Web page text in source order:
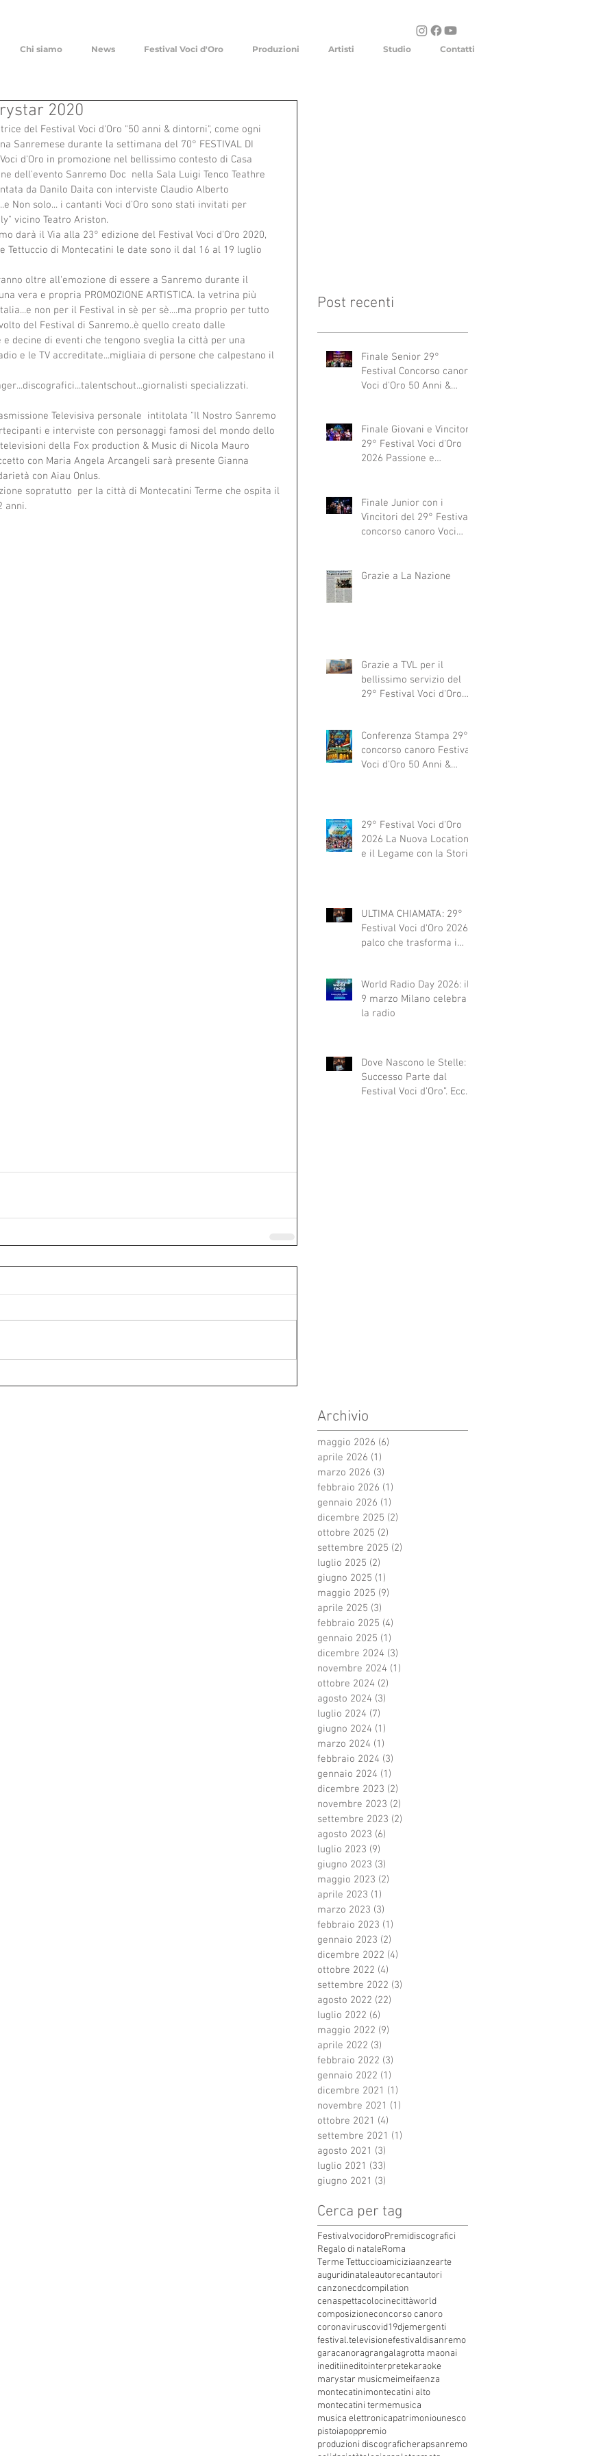
Chi siamo News Festival Voci d'Oro Produzioni Artisti Studio Contatti
2020
del Festival Voci d'Oro "50 anni & dintorni", come ogni
Sanremese durante la settimana del 70° FESTIVAL DI
d'Oro in promozione nel bellissimo contesto di Casa
dell'evento Sanremo Doc  nella Sala Luigi Tenco Teathre
da Danilo Daita con interviste Claudio Alberto
Non solo... i cantanti Voci d'Oro sono stati invitati per
vicino Teatro Ariston.
darà il Via alla 23° edizione del Festival Voci d'Oro 2020,
Tettuccio di Montecatini le date sono il dal 16 al 19 luglio
oltre all'emozione di essere a Sanremo durante il
vera e propria PROMOZIONE ARTISTICA. la vetrina più
non per il Festival in sè per sè....ma proprio per tutto
del Festival di Sanremo..è quello creato dalle
decine di eventi che tengono sveglia la città per una
e le TV accreditate...migliaia di persone che calpestano il
specializzati.
Televisiva personale  intitolata "Il Nostro Sanremo
e interviste con personaggi famosi del mondo dello
della Fox production & Music di Nicola Mauro
con Maria Angela Arcangeli sarà presente Gianna
con Aiau Onlus.
sopratutto  per la città di Montecatini Terme che ospita il
anni.
Post recenti
Finale Senior 29°
Festival Concorso canoro
Voci d'Oro 50 Anni &
abbracciano"
Finale Giovani e Vincitori
29° Festival Voci d'Oro
2026 Passione e
Finale Junior con i
Vincitori del 29° Festival
concorso canoro Voci
Grazie a La Nazione
Grazie a TVL per il
bellissimo servizio del
29° Festival Voci d'Oro
Conferenza Stampa 29°
concorso canoro Festival
Voci d'Oro 50 Anni &
29° Festival Voci d'Oro
2026 La Nuova Location
e il Legame con la Storia
ULTIMA CHIAMATA: 29°
Festival Voci d'Oro 2026 Il
palco che trasforma i
World Radio Day 2026: il
9 marzo Milano celebra
la radio
Dove Nascono le Stelle: Il
Successo Parte dal
Festival Voci d’Oro”. Ecco
Archivio
maggio 2026 (6)
aprile 2026 (1)
marzo 2026 (3)
febbraio 2026 (1)
gennaio 2026 (1)
dicembre 2025 (2)
ottobre 2025 (2)
settembre 2025 (2)
luglio 2025 (2)
giugno 2025 (1)
maggio 2025 (9)
aprile 2025 (3)
febbraio 2025 (4)
gennaio 2025 (1)
dicembre 2024 (3)
novembre 2024 (1)
ottobre 2024 (2)
agosto 2024 (3)
luglio 2024 (7)
giugno 2024 (1)
marzo 2024 (1)
febbraio 2024 (3)
gennaio 2024 (1)
dicembre 2023 (2)
novembre 2023 (2)
settembre 2023 (2)
agosto 2023 (6)
luglio 2023 (9)
giugno 2023 (3)
maggio 2023 (2)
aprile 2023 (1)
marzo 2023 (3)
febbraio 2023 (1)
gennaio 2023 (2)
dicembre 2022 (4)
ottobre 2022 (4)
settembre 2022 (3)
agosto 2022 (22)
luglio 2022 (6)
maggio 2022 (9)
aprile 2022 (3)
febbraio 2022 (3)
gennaio 2022 (1)
dicembre 2021 (1)
novembre 2021 (1)
ottobre 2021 (4)
settembre 2021 (1)
agosto 2021 (3)
luglio 2021 (33)
giugno 2021 (3)
Cerca per tag
FestivalvocidoroPremidiscografici
Regalo di nataleRoma
Terme Tettuccioamiciziaanzearte
auguridinataleautorecantautori
canzonecdcompilation
cenaspettacolocinecittàworld
composizioneconcorso canoro
coronaviruscovid19djemergenti
festival.televisionefestivaldisanremo
garacanoragrangalagrotta maonai
ineditiineditointerpretekaraoke
marystar musicmeimeifaenza
montecatinimontecatini alto
montecatini termemusica
musica elettronicapatrimoniounesco
pistoiapoppremio
produzioni discograficherapsanremo